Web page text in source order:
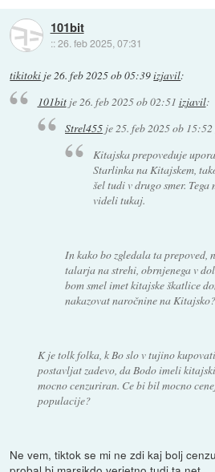
101bit
::26. feb 2025, 07:31
tikitoki je 26. feb 2025 ob 05:39izjavil:
101bitje26. feb 2025 ob 02:51 izjavil:
Strel455 je 25. feb 2025 ob 15:52
Kitajska prepoveduje
Starlinka na Kitajskem,
šel tudi v drugo smer. Tega
videli tukaj.
In kako bo zgledala ta prepoved,
talarja na strehi, obrnjenega v
bom smel imet kitajske škatlice
nakazovat naročnine na Kitajsko?
K je tolk folka, k Bo slo v tujino
postavljat zadevo, da Bodo imeli
mocno cenzuriran. Ce bi bil mocno
populacije?
Ne vem, tiktok se mi ne zdi kaj bolj